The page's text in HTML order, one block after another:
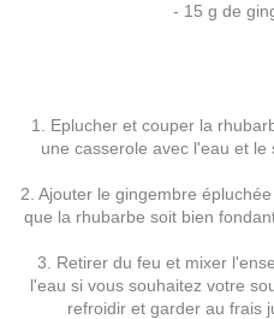
- 15 g de
1. Eplucher et couper la
une casserole avec l'eau et le
2. Ajouter le gingembre
que la rhubarbe soit bien
3. Retirer du feu et mixer
l'eau si vous souhaitez votre
refroidir et garder au frais